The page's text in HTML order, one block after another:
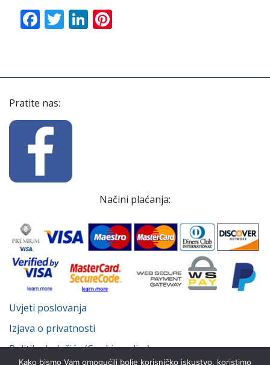
Facebook
TwitterLinkedIn
Pratite nas:
Načini plaćanja:
Uvjeti poslovanja
Izjava o privatnosti
Politika kolačića (Cookie policy)
Kako bismo Vam omogućili bolje korisničko iskustvo, koristimo